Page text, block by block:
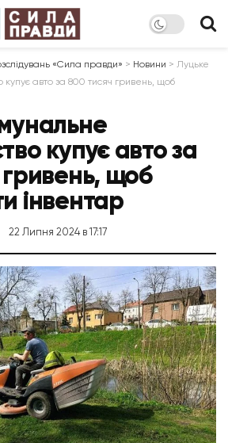
«Сила правди» > Новини > Луцьке
купує авто за 800 тисяч гривень, щоб
купує авто за
щоб
інвентар
22 Липня 2024 в 17:17